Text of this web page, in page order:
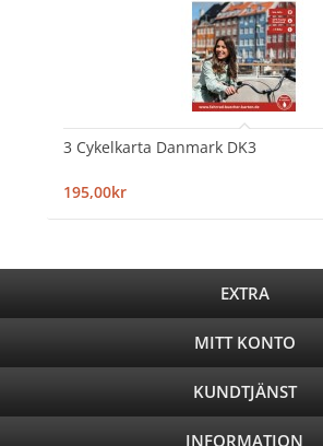
3 Cykelkarta Danmark DK3
195,00kr
EXTRA
MITT KONTO
KUNDTJÄNST
INFORMATION